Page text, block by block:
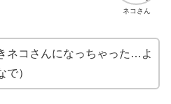
ネコさん
ネコさんになっちゃった…よ
で）